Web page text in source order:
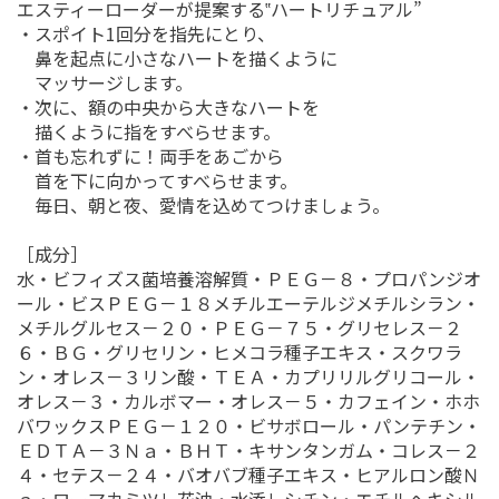
お買い物を続ける カートへ進む
エスティーローダーが提案する‟ハートリチュアル”
・スポイト1回分を指先にとり、
鼻を起点に小さなハートを描くように
マッサージします。
・次に、額の中央から大きなハートを
描くように指をすべらせます。
・首も忘れずに！両手をあごから
首を下に向かってすべらせます。
毎日、朝と夜、愛情を込めてつけましょう。
［成分］
水・ビフィズス菌培養溶解質・ＰＥＧ－８・プロパンジオ
ール・ビスＰＥＧ－１８メチルエーテルジメチルシラン・
メチルグルセス－２０・ＰＥＧ－７５・グリセレス－２
６・ＢＧ・グリセリン・ヒメコラ種子エキス・スクワラ
ン・オレス－３リン酸・ＴＥＡ・カプリリルグリコール・
オレス－３・カルボマー・オレス－５・カフェイン・ホホ
バワックスＰＥＧ－１２０・ビサボロール・パンテチン・
ＥＤＴＡ－３Ｎａ・ＢＨＴ・キサンタンガム・コレス－２
４・セテス－２４・バオバブ種子エキス・ヒアルロン酸Ｎ